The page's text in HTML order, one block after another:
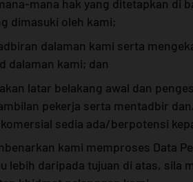
mana hak yang ditetapkan di
dimasuki oleh kami;
dalaman kami serta
dalaman kami; dan
latar belakang awal dan
pekerja serta mentadbir
sedia ada/berpotensi
kami memproses Data
lebih daripada tujuan di atas, sila